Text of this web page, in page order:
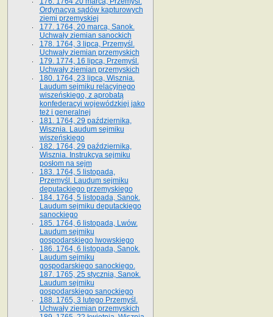
Ordynacya sądów kapturowych
ziemi przemyskiej
177. 1764, 20 marca, Sanok.
Uchwały ziemian sanockich
178. 1764, 3 lipca, Przemyśl.
Uchwały ziemian przemyskich
179. 1774, 16 lipca, Przemyśl.
Uchwały ziemian przemyskich
180. 1764, 23 lipca, Wisznia.
Laudum sejmiku relacyjnego
wiszeńskiego, z aprobatą
konfederacyi wojewódzkiej jako
też i generalnej
181. 1764, 29 października,
Wisznia. Laudum sejmiku
wiszeńskiego
182. 1764, 29 października,
Wisznia. Instrukcya sejmiku
posłom na sejm
183. 1764, 5 listopada,
Przemyśl. Laudum sejmiku
deputackiego przemyskiego
184. 1764, 5 listopada, Sanok.
Laudum sejmiku deputackiego
sanockiego
185. 1764, 6 listopada, Lwów.
Laudum sejmiku
gospodarskiego lwowskiego
186. 1764, 6 listopada, Sanok.
Laudum sejmiku
gospodarskiego sanockiego.
187. 1765, 25 stycznia, Sanok.
Laudum sejmiku
gospodarskiego sanockiego
188. 1765, 3 lutego Przemyśl.
Uchwały ziemian przemyskich